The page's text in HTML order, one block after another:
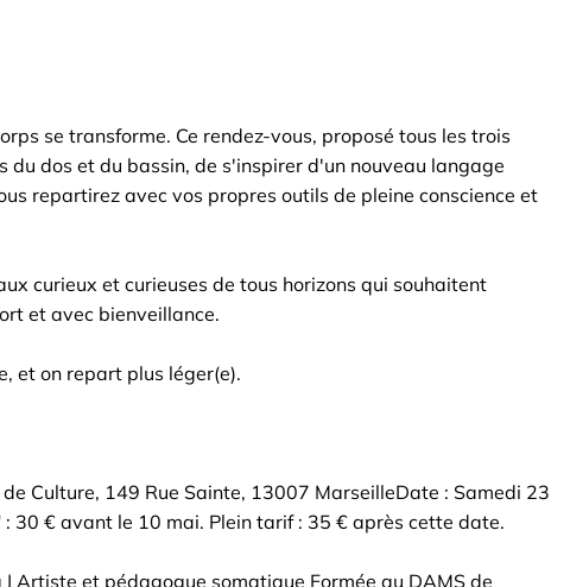
se transforme. Ce rendez-vous, proposé tous les trois
du dos et du bassin, de s'inspirer d'un nouveau langage
repartirez avec vos propres outils de pleine conscience et
curieux et curieuses de tous horizons qui souhaitent
et avec bienveillance.
et on repart plus léger(e).
Culture, 149 Rue Sainte, 13007 MarseilleDate : Samedi 23
30 € avant le 10 mai. Plein tarif : 35 € après cette date.
Artiste et pédagogue somatique Formée au DAMS de